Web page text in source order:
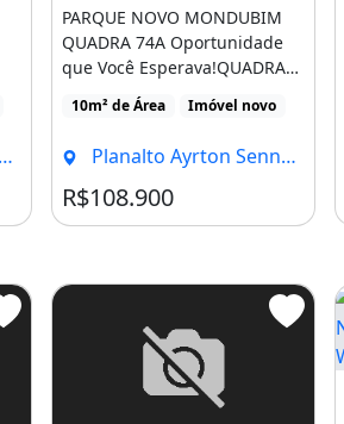
PARQUE NOVO MONDUBIM
QUADRA 74A Oportunidade
que Você Esperava!QUADRA
99- Localização Estratégica
[...]
10m² de Área Imóvel novo
Planalto Ayrton Senna, Fortaleza - CE
R$108.900